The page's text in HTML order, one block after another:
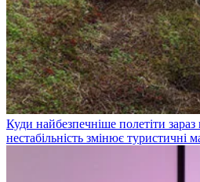
Куди найбезпечніше полетіти
нестабільність змінює туристичні